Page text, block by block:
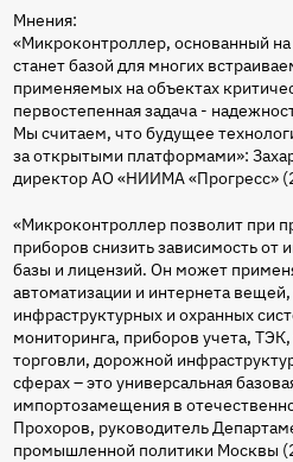
Мнения:
«Микроконтроллер, основанный
станет базой для многих
применяемых на объектах
первостепенная задача -
Мы считаем, что будущее
за открытыми платформами»:
директор АО «НИИМА «Прогресс»
«Микроконтроллер позволит при
приборов снизить зависимость от
базы и лицензий. Он может
автоматизации и интернета
инфраструктурных и охранных
мониторинга, приборов учета,
торговли, дорожной
сферах – это универсальная
импортозамещения в
Прохоров, руководитель
промышленной политики Москвы